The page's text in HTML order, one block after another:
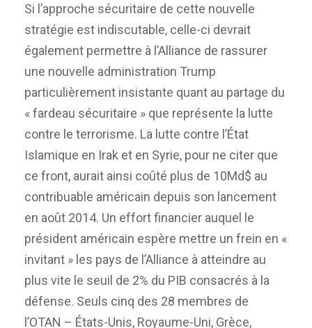
Si l’approche sécuritaire de cette nouvelle
stratégie est indiscutable, celle-ci devrait
également permettre à l’Alliance de rassurer
une nouvelle administration Trump
particulièrement insistante quant au partage du
« fardeau sécuritaire » que représente la lutte
contre le terrorisme. La lutte contre l’État
Islamique en Irak et en Syrie, pour ne citer que
ce front, aurait ainsi coûté plus de 10Md$ au
contribuable américain depuis son lancement
en août 2014. Un effort financier auquel le
président américain espère mettre un frein en «
invitant » les pays de l’Alliance à atteindre au
plus vite le seuil de 2% du PIB consacrés à la
défense. Seuls cinq des 28 membres de
l’OTAN – États-Unis, Royaume-Uni, Grèce,